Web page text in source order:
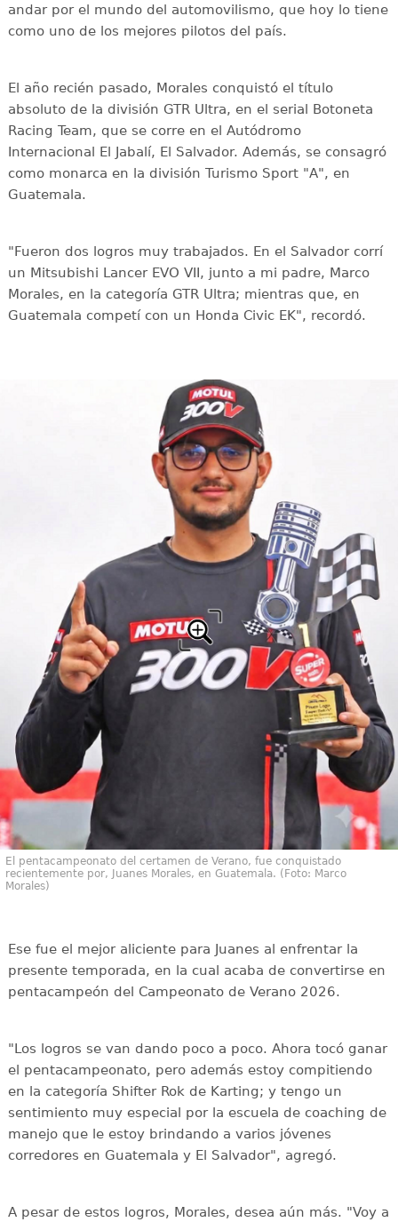
andar por el mundo del automovilismo, que hoy lo tiene
como uno de los mejores pilotos del país.
El año recién pasado, Morales conquistó el título
absoluto de la división GTR Ultra, en el serial Botoneta
Racing Team, que se corre en el Autódromo
Internacional El Jabalí, El Salvador. Además, se consagró
como monarca en la división Turismo Sport "A", en
Guatemala.
"Fueron dos logros muy trabajados. En el Salvador corrí
un Mitsubishi Lancer EVO VII, junto a mi padre, Marco
Morales, en la categoría GTR Ultra; mientras que, en
Guatemala competí con un Honda Civic EK", recordó.
El pentacampeonato del certamen de Verano, fue conquistado
recientemente por, Juanes Morales, en Guatemala. (Foto: Marco
Morales)
Ese fue el mejor aliciente para Juanes al enfrentar la
presente temporada, en la cual acaba de convertirse en
pentacampeón del Campeonato de Verano 2026.
"Los logros se van dando poco a poco. Ahora tocó ganar
el pentacampeonato, pero además estoy compitiendo
en la categoría Shifter Rok de Karting; y tengo un
sentimiento muy especial por la escuela de coaching de
manejo que le estoy brindando a varios jóvenes
corredores en Guatemala y El Salvador", agregó.
A pesar de estos logros, Morales, desea aún más. "Voy a